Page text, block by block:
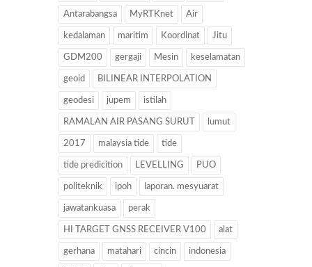
Antarabangsa MyRTKnet Air
kedalaman maritim Koordinat Jitu
GDM200 gergaji Mesin keselamatan
geoid BILINEAR INTERPOLATION
geodesi jupem istilah
RAMALAN AIR PASANG SURUT lumut
2017 malaysia tide tide
tide predicition LEVELLING PUO
politeknik ipoh laporan. mesyuarat
jawatankuasa perak
HI TARGET GNSS RECEIVER V100 alat
gerhana matahari cincin indonesia